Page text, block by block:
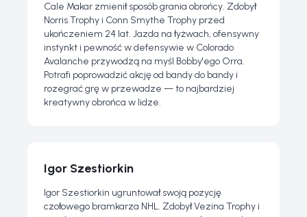
Cale Makar zmienił sposób grania obrońcy. Zdobył
Norris Trophy i Conn Smythe Trophy przed
ukończeniem 24 lat. Jazda na łyżwach, ofensywny
instynkt i pewność w defensywie w Colorado
Avalanche przywodzą na myśl Bobby'ego Orra.
Potrafi poprowadzić akcję od bandy do bandy i
rozegrać grę w przewadze — to najbardziej
kreatywny obrońca w lidze.
Igor Szestiorkin
Igor Szestiorkin ugruntował swoją pozycję
czołowego bramkarza NHL. Zdobył Vezina Trophy i